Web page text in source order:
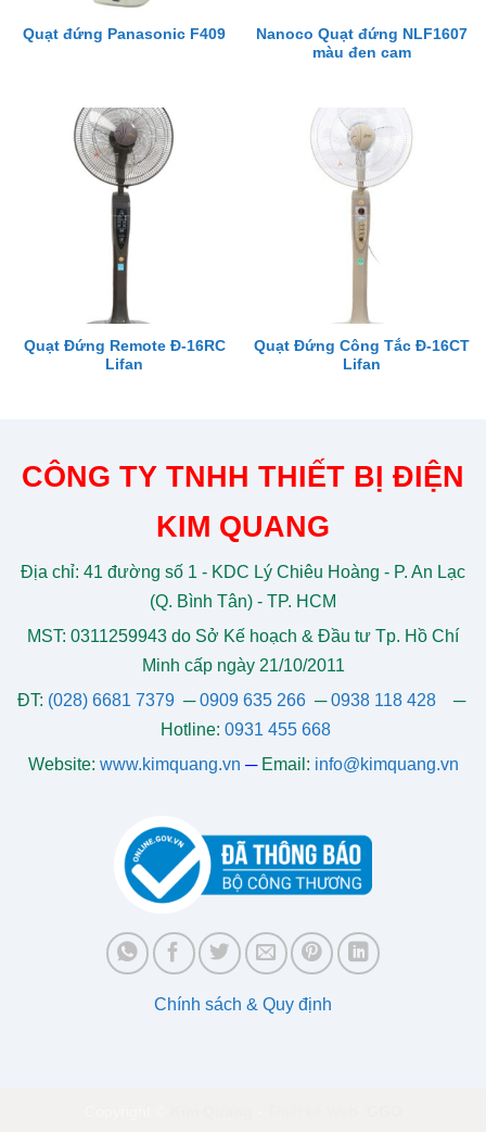
Quạt đứng Panasonic F409
Nanoco Quạt đứng NLF1607
màu đen cam
Quạt Đứng Remote Đ-16RC
Lifan
Quạt Đứng Công Tắc Đ-16CT
Lifan
CÔNG TY TNHH THIẾT BỊ ĐIỆN
KIM QUANG
Địa chỉ: 41 đường số 1 - KDC Lý Chiêu Hoàng - P. An Lạc
(Q. Bình Tân) - TP. HCM
MST: 0311259943 do Sở Kế hoạch & Đầu tư Tp. Hồ Chí
Minh cấp ngày 21/10/2011
ĐT: (028) 6681 7379 ─0909 635 266─0938 118 428─
Hotline: 0931 455 668
Website: www.kimquang.vn ─ Email: info@kimquang.vn
Chính sách & Quy định